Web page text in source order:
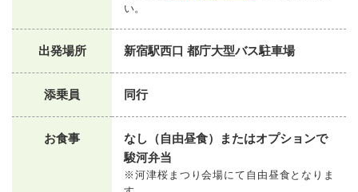
い。
出発場所 新宿駅西口 都庁大型バス駐車場
添乗員 同行
お食事
なし（自由昼食）またはオプションで
駿河弁当
※河津桜まつり会場にて自由昼食となりま